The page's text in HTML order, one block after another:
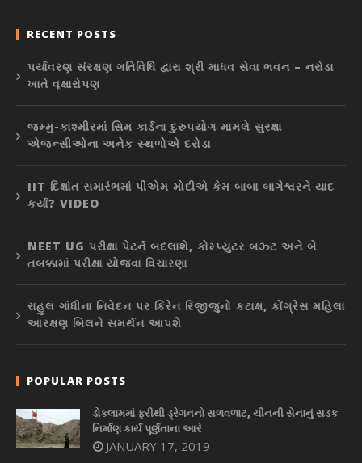
RECENT POSTS
પર્યાવરણ સંરક્ષણ ગતિવિધિ દ્વારા શ્રી માધવ સેવા ભવન – નરોડા
ખાતે વૃક્ષારોપણ
જમ્મુ-કાશ્મીરમાં સિમ કાર્ડના દુરુપયોગ મામલે સુરક્ષા
એજન્સીઓના અનેક સ્થળોએ દરોડા
IIT દિક્ષાંત સમારંભમાં પીએમ મોદીએ કેમ બાબા બાગેશ્વરને યાદ
કર્યા? VIDEO
NEET UG પરીક્ષા પેટર્ન બદલાશે, કોમ્પ્યુટર બઝ્ટ અને બે
તબક્કામાં પરીક્ષા યોજવા વિચારણા
રાહુલ ગાંધીના નિવેદન પર કિરેન રિજીજુનો કટાક્ષ, કોંગ્રેસ મહિલા
આરક્ષણ બિલને સમર્થન આપશે
POPULAR POSTS
ડોકલામમાં ફરીથી ડ્રેગનનો સળવળાટ, ચીનની સેનાનું સડક
નિર્માણ કાર્ય પૂર્ણતાના આરે
JANUARY 17, 2019